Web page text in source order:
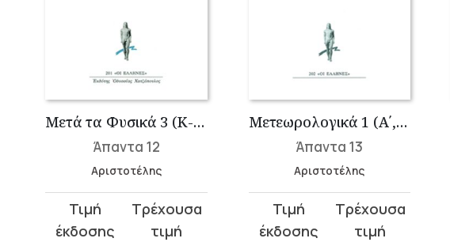
Μετά τα Φυσικά 3 (Κ-Ν)
Άπαντα 12
Αριστοτέλης
Original
price
Current
price
Μετεωρολογικά 1 (Α΄, Β΄)
Άπαντα 13
Αριστοτέλης
Original
price
Current
price